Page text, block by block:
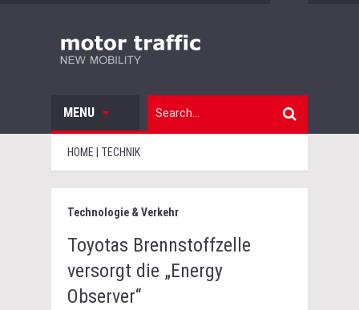
MENU
HOME | TECHNIK
Technologie & Verkehr
Toyotas Brennstoffzelle
versorgt die „Energy
Observer“